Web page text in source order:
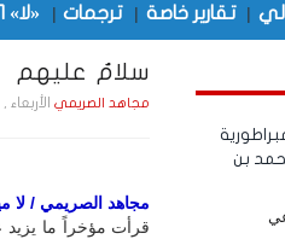
| تقارير خاصة | ترجمات | «لا» 21 السياسي
سلامٌ عليهم
مجاهد الصريميالأربعاء , 25 يـونـيـو , 2025 الساعة 1:05:46 AM
مجاهد الصريمي / لا
قرأت مؤخراً ما
بن